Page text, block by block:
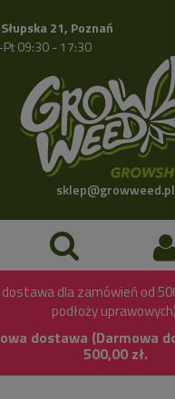
21, Poznań
Pt 09:30 - 17:30
sklep@growweed.pl
dla zamówień od
podłoży
dostawa (Darmowa
500,00 zł.